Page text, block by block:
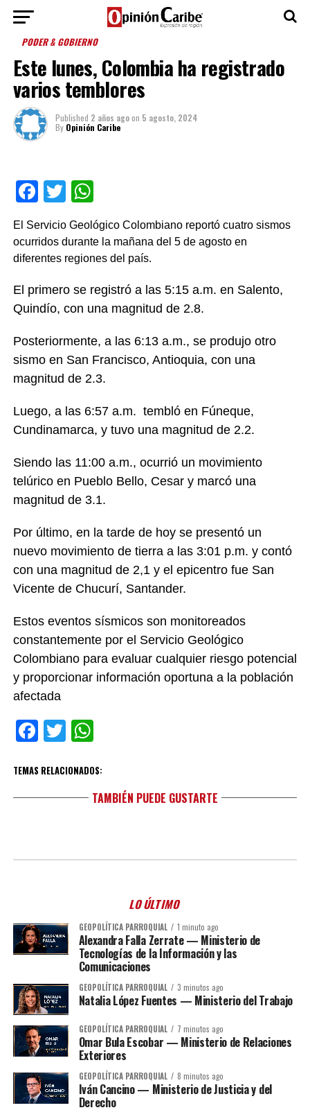
PODER & GOBIERNO
Este lunes, Colombia ha registrado
varios temblores
Published 2 años agoon 5 agosto, 2024
By Opinión Caribe
Facebook
TwitterWhatsApp
El Servicio Geológico Colombiano reportó cuatro sismos
ocurridos durante la mañana del 5 de agosto en
diferentes regiones del país.
El primero se registró a las 5:15 a.m. en Salento,
Quindío, con una magnitud de 2.8.
Posteriormente, a las 6:13 a.m., se produjo otro
sismo en San Francisco, Antioquia, con una
magnitud de 2.3.
Luego, a las 6:57 a.m. tembló en Fúneque,
Cundinamarca, y tuvo una magnitud de 2.2.
Siendo las 11:00 a.m., ocurrió un movimiento
telúrico en Pueblo Bello, Cesar y marcó una
magnitud de 3.1.
Por último, en la tarde de hoy se presentó un
nuevo movimiento de tierra a las 3:01 p.m. y contó
con una magnitud de 2,1 y el epicentro fue San
Vicente de Chucurí, Santander.
Estos eventos sísmicos son monitoreados
constantemente por el Servicio Geológico
Colombiano para evaluar cualquier riesgo potencial
y proporcionar información oportuna a la población
afectada
Facebook
TwitterWhatsApp
TEMAS RELACIONADOS:
TAMBIÉN PUEDE GUSTARTE
LO ÚLTIMO
GEOPOLÍTICA PARROQUIAL 1 minuto ago
Alexandra Falla Zerrate — Ministerio de
Tecnologías de la Información y las
Comunicaciones
GEOPOLÍTICA PARROQUIAL 3 minutos ago
Natalia López Fuentes — Ministerio del Trabajo
GEOPOLÍTICA PARROQUIAL 7 minutos ago
Omar Bula Escobar — Ministerio de Relaciones
Exteriores
GEOPOLÍTICA PARROQUIAL 8 minutos ago
Iván Cancino — Ministerio de Justicia y del
Derecho